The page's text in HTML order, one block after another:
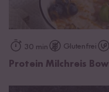
30 min Glutenfrei
Protein Milchreis Bowl